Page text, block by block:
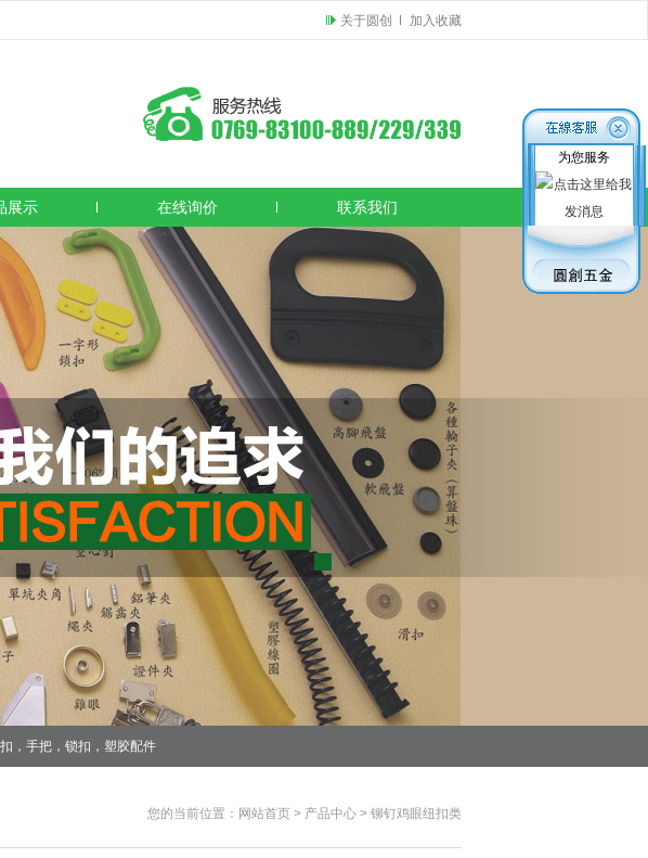
加入收藏
关于圆创
展示 在线询价 联系我们
，手把，锁扣，塑胶配件
您的当前位置： 网站首页 > 产品中心 > 铆钉鸡眼纽扣类
为您服务